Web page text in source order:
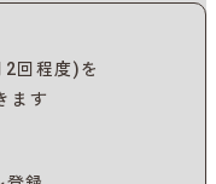
回程度)を
ます